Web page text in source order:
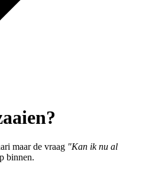
maar de vraag "Kan ik nu al
binnen.